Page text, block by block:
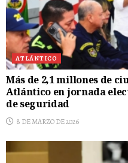
ATLÁNTICO
Más de 2,1 millones de
Atlántico en jornada
de seguridad
8 DE MARZO DE 2026